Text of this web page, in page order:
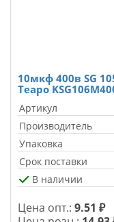
10мкф 400в SG
Teapo
Артикул
Производитель
Упаковка
Срок поставки
В наличии
Цена опт.: 9.51 ₽